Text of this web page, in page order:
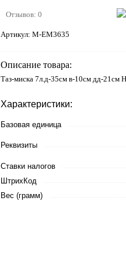
Отзывов: 0
Артикул: М-ЕМ3635
Описание товара:
Таз-миска 7л.д-35см в-10см дд-
Характеристики:
Базовая единица
Реквизиты
Ставки налогов
ШтрихКод
Вес (грамм)